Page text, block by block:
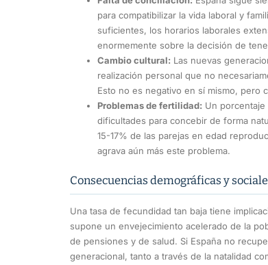
para compatibilizar la vida laboral y
suficientes, los horarios laborales
enormemente sobre la decisión de
Cambio cultural: Las nuevas
realización personal que no
Esto no es negativo en sí mismo, pero
Problemas de fertilidad: Un
dificultades para concebir de forma
15-17% de las parejas en edad
agrava aún más este problema.
Consecuencias demográficas y
Una tasa de fecundidad tan baja tiene
supone un envejecimiento acelerado de la
de pensiones y de salud. Si España no
generacional, tanto a través de la natalidad